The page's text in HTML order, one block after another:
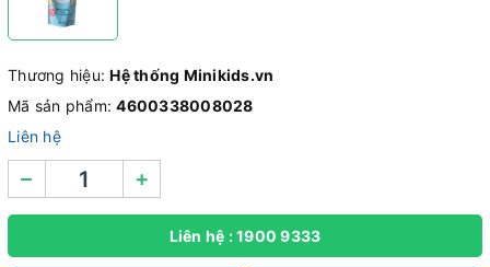
Thương hiệu:Hệ thống Minikids.vn
Mã sản phẩm:4600338008028
Liên hệ
– +
Liên hệ : 1900 9333